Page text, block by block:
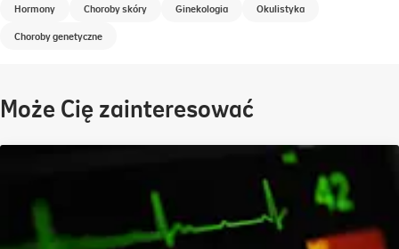
Hormony
Choroby skóry Ginekologia
Okulistyka
Choroby genetyczne
Może Cię zainteresować